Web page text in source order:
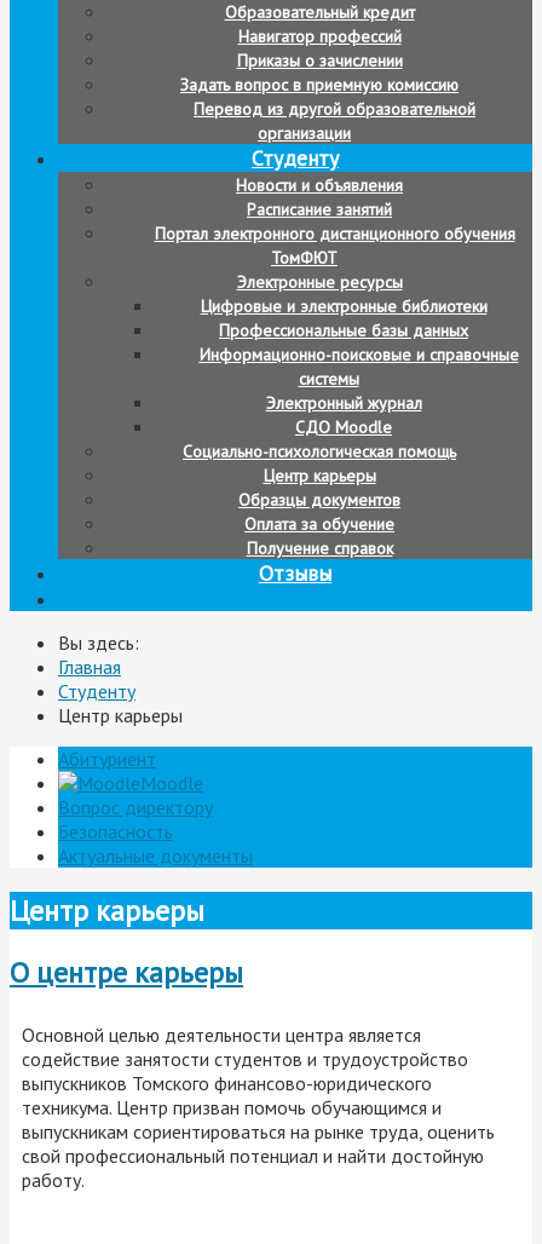
Образовательный кредит
Навигатор профессий
Приказы о зачислении
Задать вопрос в приемную комиссию
Перевод из другой образовательной
организации
Студенту
Новости и объявления
Расписание занятий
Портал электронного дистанционного обучения
ТомФЮТ
Электронные ресурсы
Цифровые и электронные библиотеки
Профессиональные базы данных
Информационно-поисковые и справочные
системы
Электронный журнал
СДО Moodle
Социально-психологическая помощь
Центр карьеры
Образцы документов
Оплата за обучение
Получение справок
Отзывы
Вы здесь:
Главная
Студенту
Центр карьеры
Абитуриент
Moodle
Вопрос директору
Безопасность
Актуальные документы
Центр карьеры
О центре карьеры
Основной целью деятельности центра является
содействие занятости студентов и трудоустройство
выпускников Томского финансово-юридического
техникума. Центр призван помочь обучающимся и
выпускникам сориентироваться на рынке труда, оценить
свой профессиональный потенциал и найти достойную
работу.